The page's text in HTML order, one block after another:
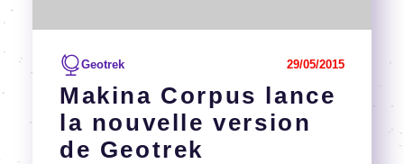
Makina Corpus lance
la nouvelle version
de Geotrek
Geotrek 29/05/2015